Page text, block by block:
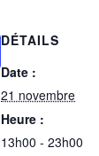
DÉTAILS
Date :
21 novembre
Heure :
13h00 - 23h00